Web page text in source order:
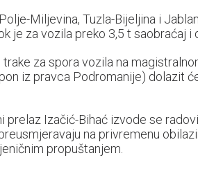
Miljevina, Tuzla-Bijeljina i
je za vozila preko 3,5 t saobraćaj i
za spora vozila na
iz pravca Podromanije) dolazit
prelaz Izačić-Bihać izvode se
na privremenu
propuštanjem.